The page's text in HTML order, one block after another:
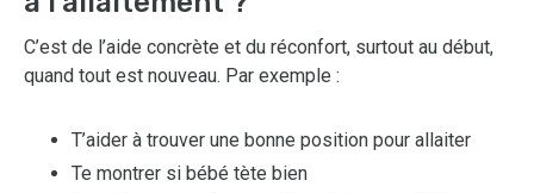
C’est de l’aide concrète et du réconfort, surtout au début,
quand tout est nouveau. Par exemple :
T’aider à trouver une bonne position pour allaiter
Te montrer si bébé tète bien